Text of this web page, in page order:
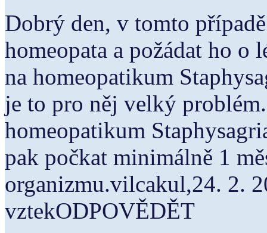
Dobrý den, v tomto
homeopata a požádat ho
na homeopatikum
je to pro něj velký
homeopatikum
pak počkat minimálně 1
organizmu.vilcakul,24. 2.
vztekODPOVĚDĚT